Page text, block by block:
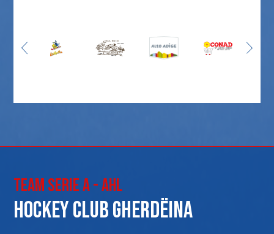
Team Serie A - AHL
Hockey club Gherdëina